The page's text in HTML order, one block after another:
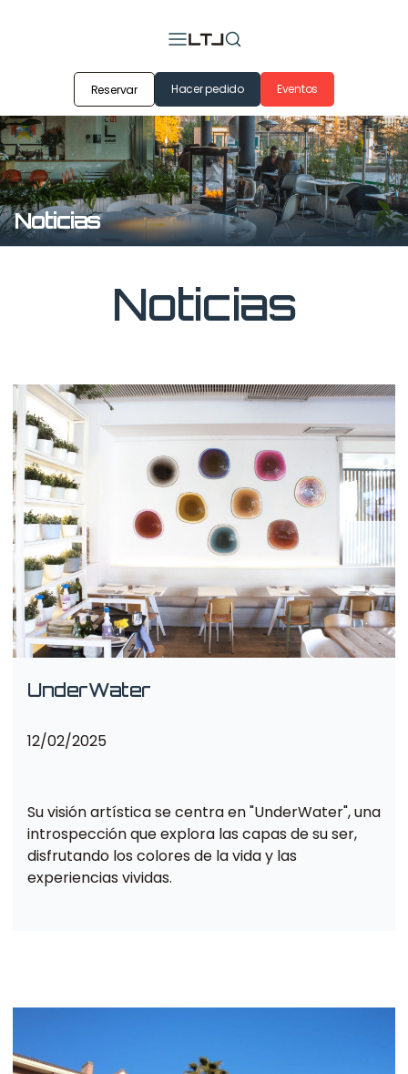
Reservar Hacer pedido Eventos
Noticias
Noticias
UnderWater
12/02/2025
Su visión artística se centra en "UnderWater", una
introspección que explora las capas de su ser,
disfrutando los colores de la vida y las
experiencias vividas.